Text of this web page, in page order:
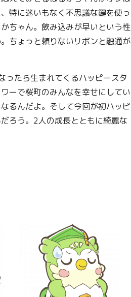
特に迷いもなく不思議な鍵を使っ
ちゃん。飲み込みが早いという性
ちょっと頼りないリボンと融通が
ったら生まれてくるハッピースタ
ーで桜町のみんなを幸せにしてい
るんだよ。そして今回が初ハッピ
ろう。2人の成長とともに綺麗な